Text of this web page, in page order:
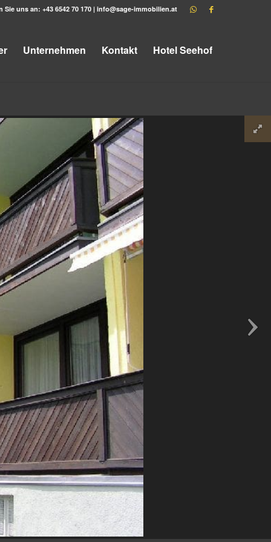
Sie uns an: +43 6542 70 170 | info@sage-immobilien.at
Unternehmen Kontakt Hotel Seehof